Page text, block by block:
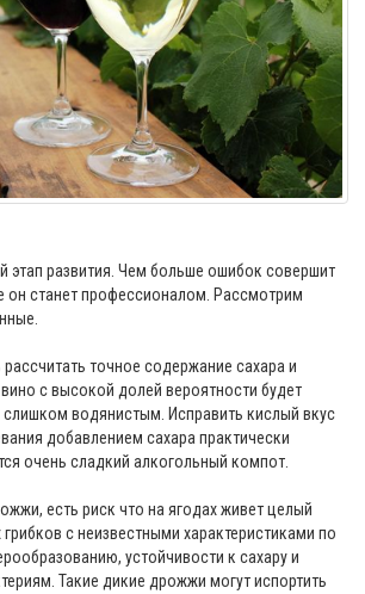
этап развития. Чем больше ошибок совершит
он станет профессионалом. Рассмотрим
точное содержание сахара и
с высокой долей вероятности будет
водянистым. Исправить кислый вкус
добавлением сахара практически
очень сладкий алкогольный компот.
есть риск что на ягодах живет целый
с неизвестными характеристиками по
устойчивости к сахару и
Такие дикие дрожжи могут испортить